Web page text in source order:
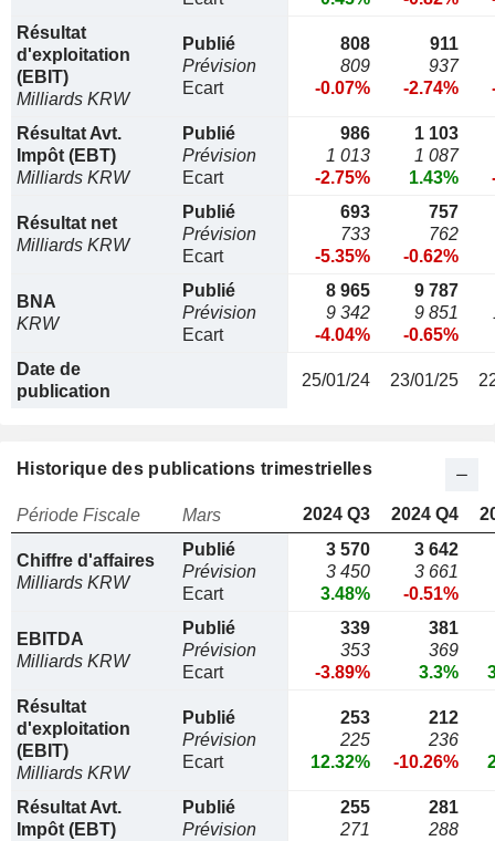
Résultat
d'exploitation
(EBIT)
Milliards KRW
Publié
Prévision
Ecart
808
809
-0.07%
911
937
-2.74%
Résultat Avt.
Impôt (EBT)
Milliards KRW
Publié
Prévision
Ecart
986
1 013
-2.75%
1 103
1 087
1.43%
Résultat net
Milliards KRW
Publié
Prévision
Ecart
693
733
-5.35%
757
762
-0.62%
BNA
KRW
Publié
Prévision
Ecart
8 965
9 342
-4.04%
9 787
9 851
-0.65%
Date de
publication
25/01/24 23/01/25
Historique des publications trimestrielles
Période Fiscale Mars 2024 Q3 2024 Q4
Chiffre d'affaires
Milliards KRW
Publié
Prévision
Ecart
3 570
3 450
3.48%
3 642
3 661
-0.51%
EBITDA
Milliards KRW
Publié
Prévision
Ecart
339
353
-3.89%
381
369
3.3%
Résultat
d'exploitation
(EBIT)
Milliards KRW
Publié
Prévision
Ecart
253
225
12.32%
212
236
-10.26%
Résultat Avt.
Impôt (EBT)
Publié
Prévision
255
271
281
288